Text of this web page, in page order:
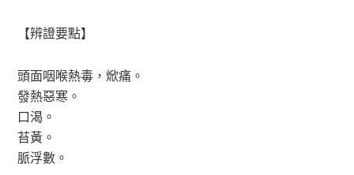
【辨證要點】
頭面咽喉熱毒，焮痛。
發熱惡寒。
口渴。
苔黃。
脈浮數。